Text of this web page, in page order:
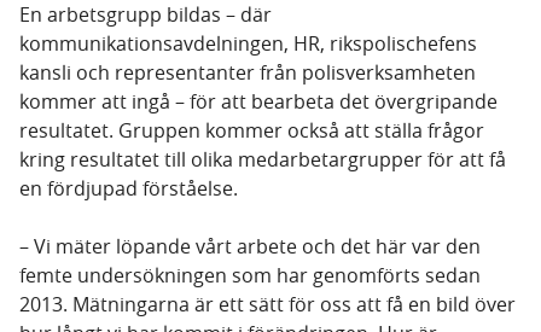
En arbetsgrupp bildas – där
kommunikationsavdelningen, HR, rikspolischefens
kansli och representanter från polisverksamheten
kommer att ingå – för att bearbeta det övergripande
resultatet. Gruppen kommer också att ställa frågor
kring resultatet till olika medarbetargrupper för att få
en fördjupad förståelse.
– Vi mäter löpande vårt arbete och det här var den
femte undersökningen som har genomförts sedan
2013. Mätningarna är ett sätt för oss att få en bild över